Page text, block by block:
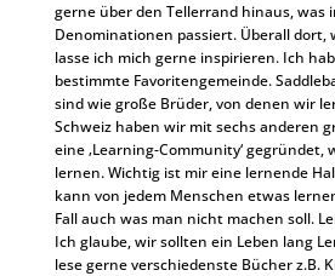
gerne über den Tellerrand hinaus, was
Denominationen passiert. Überall dort,
lasse ich mich gerne inspirieren. Ich
bestimmte Favoritengemeinde.
sind wie große Brüder, von denen wir
Schweiz haben wir mit sechs anderen
eine ‚Learning-Community‘ gegründet,
lernen. Wichtig ist mir eine lernende
kann von jedem Menschen etwas
Fall auch was man nicht machen soll.
Ich glaube, wir sollten ein Leben lang
lese gerne verschiedenste Bücher z.B.